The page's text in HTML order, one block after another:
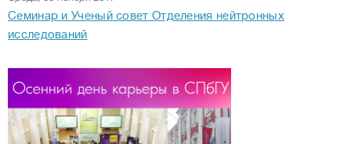
Семинар и Ученый совет Отделения нейтронных
исследований